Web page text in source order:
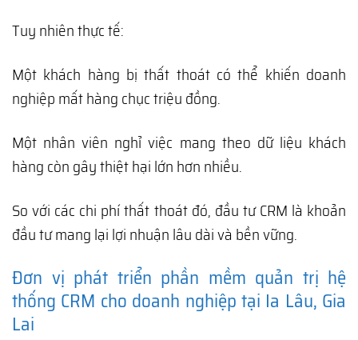
Tuy nhiên thực tế:
Một khách hàng bị thất thoát có thể khiến doanh
nghiệp mất hàng chục triệu đồng.
Một nhân viên nghỉ việc mang theo dữ liệu khách
hàng còn gây thiệt hại lớn hơn nhiều.
So với các chi phí thất thoát đó, đầu tư CRM là khoản
đầu tư mang lại lợi nhuận lâu dài và bền vững.
Đơn vị phát triển phần mềm quản trị hệ
thống CRM cho doanh nghiệp tại Ia Lâu, Gia
Lai